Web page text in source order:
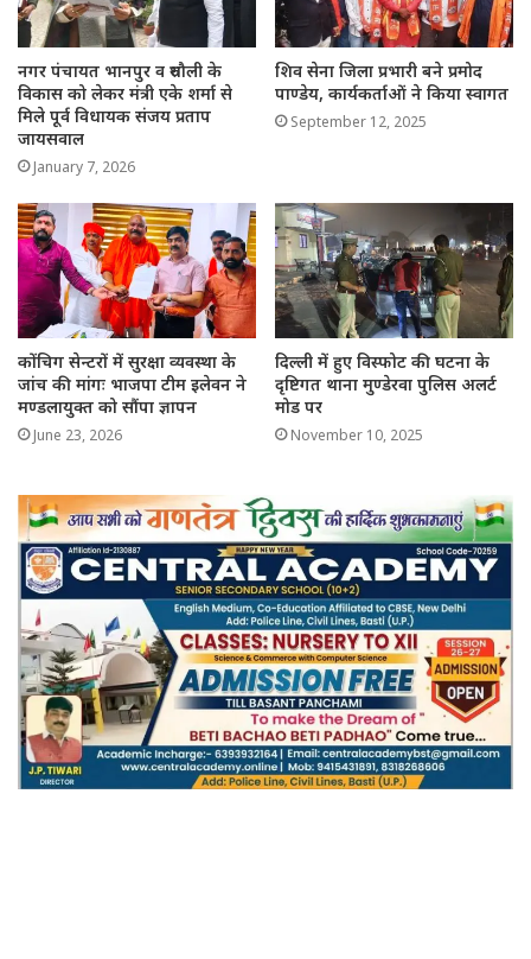
नगर पंचायत भानपुर व रुधौली के
विकास को लेकर मंत्री एके शर्मा से
मिले पूर्व विधायक संजय प्रताप
जायसवाल
January 7, 2026
शिव सेना जिला प्रभारी बने प्रमोद
पाण्डेय, कार्यकर्ताओं ने किया स्वागत
September 12, 2025
कोंचिग सेन्टरों में सुरक्षा व्यवस्था के
जांच की मांगः भाजपा टीम इलेवन ने
मण्डलायुक्त को सौंपा ज्ञापन
June 23, 2026
दिल्ली में हुए विस्फोट की घटना के
दृष्टिगत थाना मुण्डेरवा पुलिस अलर्ट
मोड पर
November 10, 2025